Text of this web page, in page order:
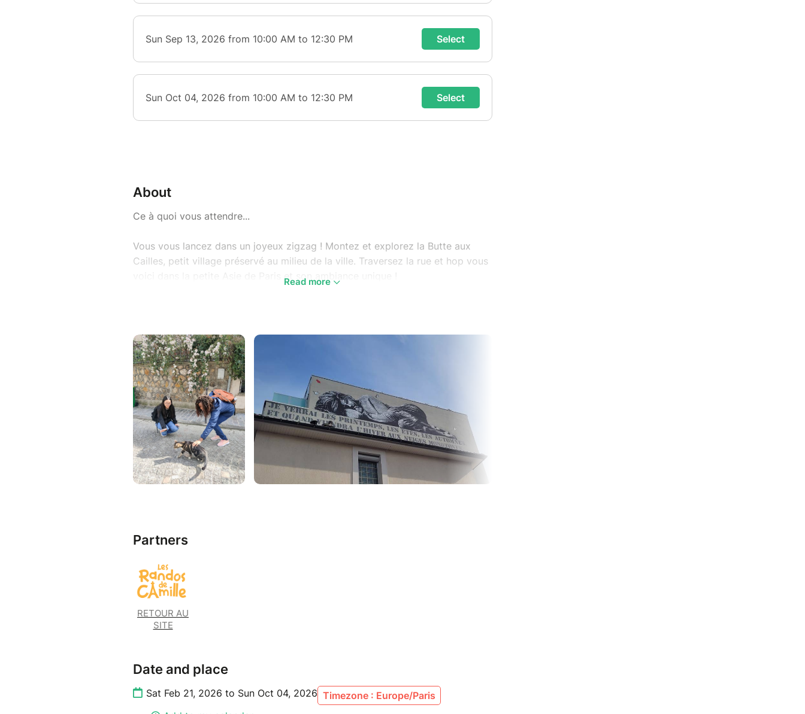
About
Ce à quoi vous attendre...
Vous vous lancez dans un joyeux zigzag ! Montez et explorez la Butte aux
Cailles, petit village préservé au milieu de la ville. Traversez la rue et hop vous
voici dans la petite Asie de Paris et son ambiance unique !
fresques murales colorées qui égayent le gris de certains murs...
Parcours 8km/2h15
Retour au site lesrandosdecamille.fr
Read more
Partners
RETOUR AU
SITE
Date and place
Sat Feb 21, 2026 to Sun Oct 04, 2026 Timezone : Europe/Paris